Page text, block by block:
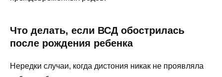
Что делать, если ВСД обострилась
после рождения ребенка
Нередки случаи, когда дистония никак не проявляла